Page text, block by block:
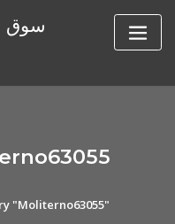
سوق
"Moliterno63055"